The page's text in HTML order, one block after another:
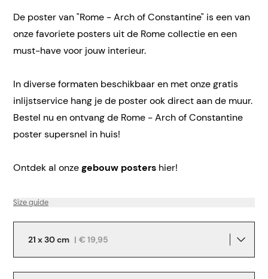
De poster van "Rome - Arch of Constantine" is een van
onze favoriete posters uit de Rome collectie en een
must-have voor jouw interieur.
In diverse formaten beschikbaar en met onze gratis
inlijstservice hang je de poster ook direct aan de muur.
Bestel nu en ontvang de Rome - Arch of Constantine
poster supersnel in huis!
Ontdek al onzegebouw posters hier!
Size guide
21 x 30 cm | € 19,95